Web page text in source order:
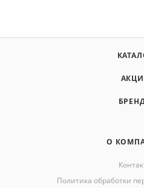
О
Политика обработки